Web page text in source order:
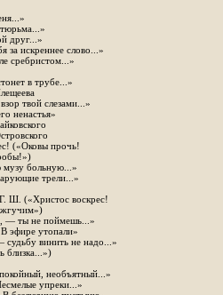
друг...»
за искреннее слово...»
сребристом...»
в трубе...»
твой слезами...»
ненастья»
(«Оковы прочь!
больную...»
трели...»
Ш. («Христос воскрес!
— ты не поймешь...»
В эфире утопали»
винить не надо...»
близка...»)
необъятный...»
упреки...»